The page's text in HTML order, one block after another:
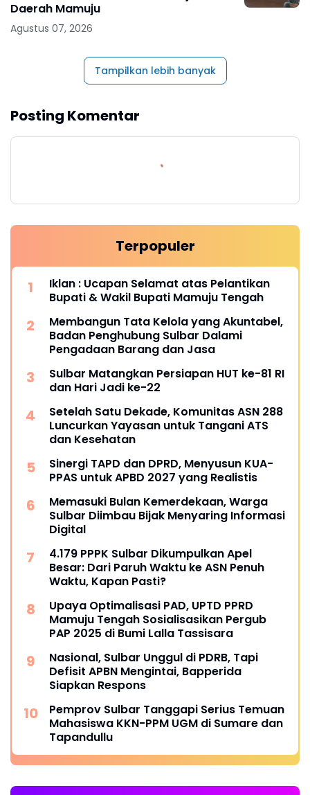
Daerah Mamuju
Agustus 07, 2026
Tampilkan lebih banyak
Posting Komentar
Terpopuler
Iklan : Ucapan Selamat atas Pelantikan
Bupati & Wakil Bupati Mamuju Tengah
Membangun Tata Kelola yang Akuntabel,
Badan Penghubung Sulbar Dalami
Pengadaan Barang dan Jasa
Sulbar Matangkan Persiapan HUT ke-81 RI
dan Hari Jadi ke-22
Setelah Satu Dekade, Komunitas ASN 288
Luncurkan Yayasan untuk Tangani ATS
dan Kesehatan
Sinergi TAPD dan DPRD, Menyusun KUA-
PPAS untuk APBD 2027 yang Realistis
Memasuki Bulan Kemerdekaan, Warga
Sulbar Diimbau Bijak Menyaring Informasi
Digital
4.179 PPPK Sulbar Dikumpulkan Apel
Besar: Dari Paruh Waktu ke ASN Penuh
Waktu, Kapan Pasti?
Upaya Optimalisasi PAD, UPTD PPRD
Mamuju Tengah Sosialisasikan Pergub
PAP 2025 di Bumi Lalla Tassisara
Nasional, Sulbar Unggul di PDRB, Tapi
Defisit APBN Mengintai, Bapperida
Siapkan Respons
Pemprov Sulbar Tanggapi Serius Temuan
Mahasiswa KKN-PPM UGM di Sumare dan
Tapandullu